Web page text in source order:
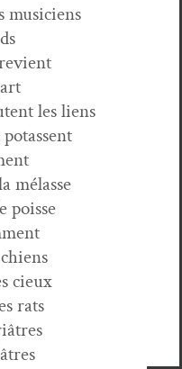
musiciens
les liens
mélasse
poisse
cieux
rats